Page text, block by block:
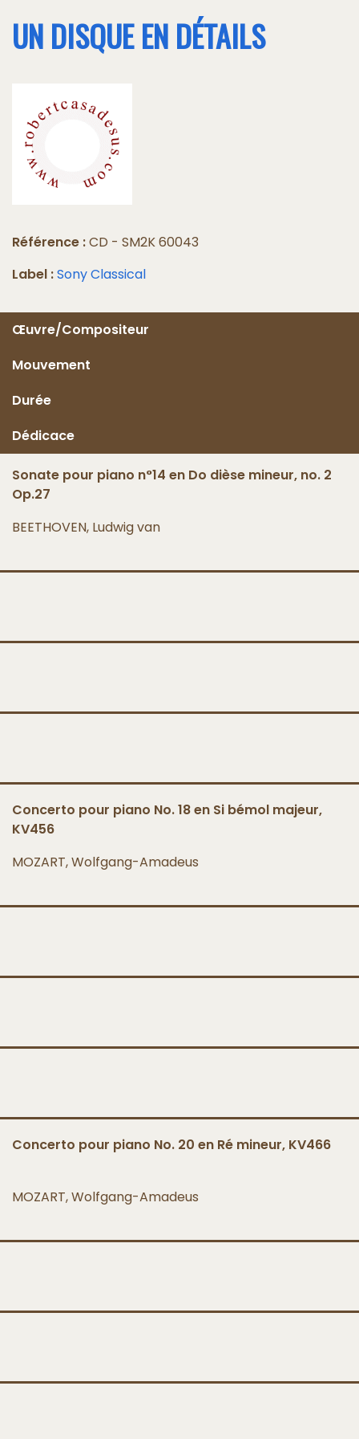
UN DISQUE EN DÉTAILS
Référence :CD - SM2K 60043
Label :Sony Classical
Œuvre/Compositeur
Mouvement
Durée
Dédicace
Sonate pour piano n°14 en Do dièse mineur, no. 2
Op.27
BEETHOVEN, Ludwig van
Concerto pour piano No. 18 en Si bémol majeur,
KV456
MOZART, Wolfgang-Amadeus
Concerto pour piano No. 20 en Ré mineur, KV466
MOZART, Wolfgang-Amadeus